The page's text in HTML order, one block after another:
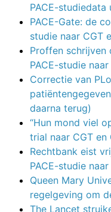
PACE-studiedata
PACE-Gate: de
studie naar CGT
Proffen schrijven
PACE-studie
Correctie van
daarna terug)
“Hun mond viel
trial naar CGT en
Rechtbank eist
PACE-studie
Queen Mary
regelgeving om
The Lancet